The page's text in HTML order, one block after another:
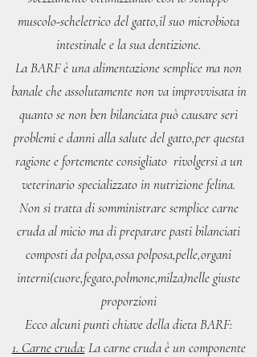
muscolo-scheletrico del gatto,il suo microbiota
intestinale e la sua dentizione.
La BARF è una alimentazione semplice ma non
banale che assolutamente non va improvvisata in
quanto se non ben bilanciata può causare seri
problemi e danni alla salute del gatto,per questa
ragione e fortemente consigliato rivolgersi a un
veterinario specializzato in nutrizione felina.
Non si tratta di somministrare semplice carne
cruda al micio ma di preparare pasti bilanciati
composti da polpa,ossa polposa,pelle,organi
interni(cuore,fegato,polmone,milza)nelle giuste
proporzioni
Ecco alcuni punti chiave della dieta BARF:
1. Carne cruda:La carne cruda è un componente